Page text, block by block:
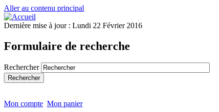
Aller au contenu principal
Dernière mise à jour : Lundi 22 Février 2016
Formulaire de recherche
Rechercher
Mon compte Mon panier